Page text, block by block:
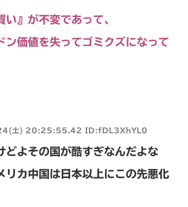
い』が不変であって、
ン価値を失ってゴミクズになって
土) 20:25:55.42 ID:fDL3XhYL0
どよその国が酷すぎなんだよな
リカ中国は日本以上にこの先悪化